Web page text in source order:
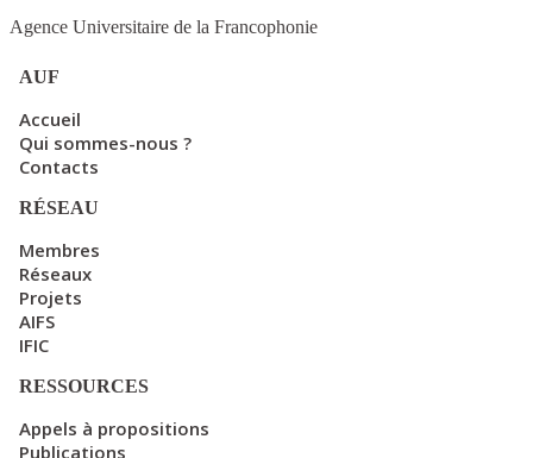
Agence Universitaire de la Francophonie
AUF
Accueil
Qui sommes-nous ?
Contacts
RÉSEAU
Membres
Réseaux
Projets
AIFS
IFIC
RESSOURCES
Appels à propositions
Publications